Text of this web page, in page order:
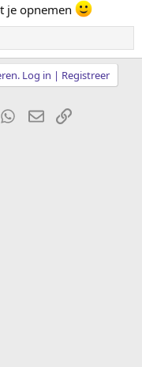
je opnemen
Log in | Registreer
WhatsApp
E-mailkoppeling